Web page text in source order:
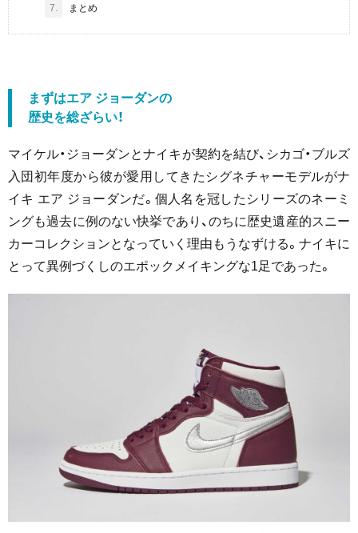
7. まとめ
まずはエア ジョーダンの
歴史を総ざらい！
マイケル・ジョーダンとナイキが契約を結び、シカゴ・ブルズ
入団初年度から彼が愛用してきたシグネチャーモデルがナ
イキ エア ジョーダンだ。個人名を冠したシリーズのネーミ
ングも過去に例のない快挙であり、のちに歴史遺産的スニー
カーコレクションとなっていく理由もうなずける。ナイキに
とって異例づくしのエポックメイキングな1足であった。